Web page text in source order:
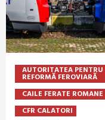
AUTORITATEA PENTRU
REFORMĂ FEROVIARĂ
CAILE FERATE ROMANE
CFR CALATORI